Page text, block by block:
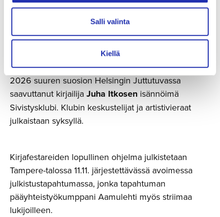
Salli valinta
Kiellä
Sitaattiklubi saa Kirjafestareiden viimeiselle tunnille
vieraakseen kirjailijaTommi Kinnusen.Jatkoklubina
itse festivaaliohjelman jälkeen järjestetään Väinö
Tannerin säätiön Kirjafestareille tuottama, keväällä
2026 suuren suosion Helsingin Juttutuvassa
saavuttanut kirjailija Juha Itkosen isännöimä
Sivistysklubi. Klubin keskustelijat ja artistivieraat
julkaistaan syksyllä.
Kirjafestareiden lopullinen ohjelma julkistetaan
Tampere-talossa 11.11. järjestettävässä avoimessa
julkistustapahtumassa, jonka tapahtuman
pääyhteistyökumppani Aamulehti myös striimaa
lukijoilleen.